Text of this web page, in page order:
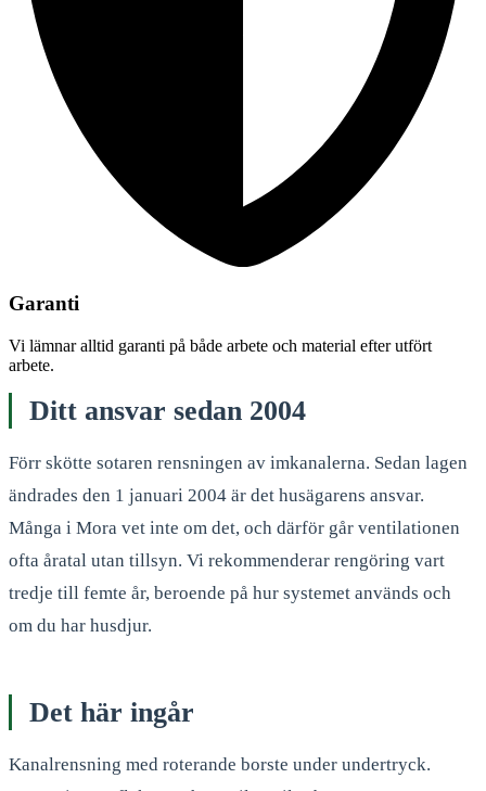
Garanti
Vi lämnar alltid garanti på både arbete och material efter utfört
arbete.
Ditt ansvar sedan 2004
Förr skötte sotaren rensningen av imkanalerna. Sedan lagen
ändrades den 1 januari 2004 är det husägarens ansvar.
Många i Mora vet inte om det, och därför går ventilationen
ofta åratal utan tillsyn. Vi rekommenderar rengöring vart
tredje till femte år, beroende på hur systemet används och
om du har husdjur.
Det här ingår
Kanalrensning med roterande borste under undertryck.